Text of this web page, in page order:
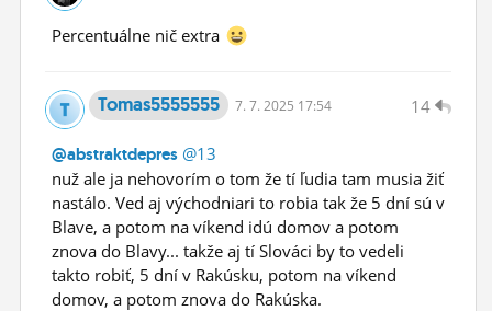
Percentuálne nič extra
14
Tomas5555555 7. 7. 2025 17:54
@abstraktdepres @13
nuž ale ja nehovorím o tom že tí ľudia tam musia žiť
nastálo. Ved aj východniari to robia tak že 5 dní sú v
Blave, a potom na víkend idú domov a potom
znova do Blavy... takže aj tí Slováci by to vedeli
takto robiť, 5 dní v Rakúsku, potom na víkend
domov, a potom znova do Rakúska.